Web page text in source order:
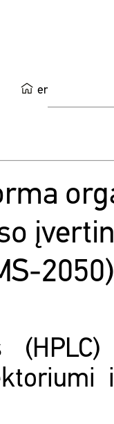
en
2050)